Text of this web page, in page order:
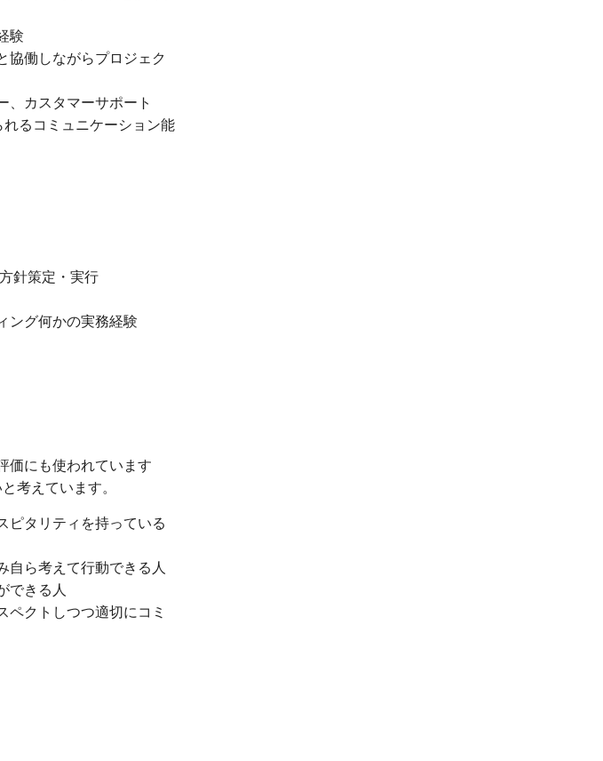
験
協働しながらプロジェク
、カスタマーサポート
るコミュニケーション能
針策定・実行
ング何かの実務経験
価にも使われています
考えています。
ピタリティを持っている
自ら考えて行動できる人
できる人
ペクトしつつ適切にコミ